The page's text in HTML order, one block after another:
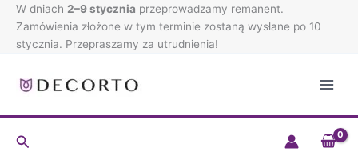
Przejdź
treści
W dniach 2–9 stycznia przeprowadzamy remanent.
Zamówienia złożone w tym terminie zostaną wysłane po 10
stycznia. Przepraszamy za utrudnienia!
Szukaj